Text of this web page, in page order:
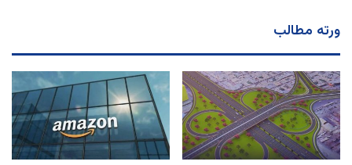
پېژندلو
پرېکړې
ته
غبرګون
وښود
ورته مطالب